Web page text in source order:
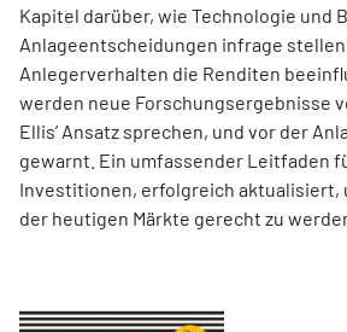
Kapitel darüber, wie Technologie und
Anlageentscheidungen infrage stellen
Anlegerverhalten die Renditen
werden neue Forschungsergebnisse
Ellis’ Ansatz sprechen, und vor der
gewarnt. Ein umfassender Leitfaden
Investitionen, erfolgreich aktualisiert,
der heutigen Märkte gerecht zu